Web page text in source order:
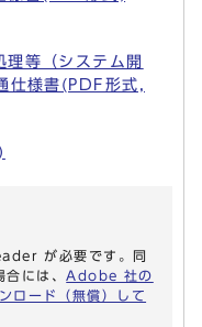
等（システム開
仕様書(PDF形式,
が必要です。同
には、 Adobe 社の
ード（無償）して